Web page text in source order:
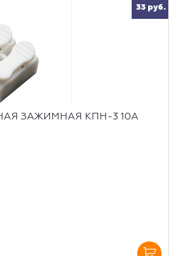
33 руб.
ЗАЖИМНАЯ КПН-3 10А